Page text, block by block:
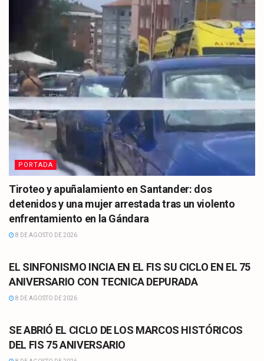
PORTADA
Tiroteo y apuñalamiento en Santander: dos
detenidos y una mujer arrestada tras un violento
enfrentamiento en la Gándara
8 DE AGOSTO DE 2026
EL SINFONISMO INCIA EN EL FIS SU CICLO EN EL 75
ANIVERSARIO CON TECNICA DEPURADA
8 DE AGOSTO DE 2026
SE ABRIÓ EL CICLO DE LOS MARCOS HISTÓRICOS
DEL FIS 75 ANIVERSARIO